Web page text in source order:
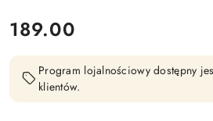
cena:
189.00
Program lojalnościowy dostępny
klientów.